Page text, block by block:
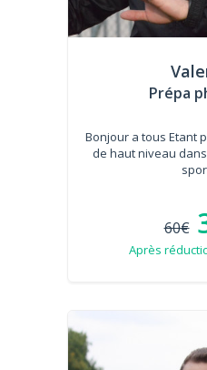
Prépa
Bonjour a tous Etant
de haut niveau
60€
Après